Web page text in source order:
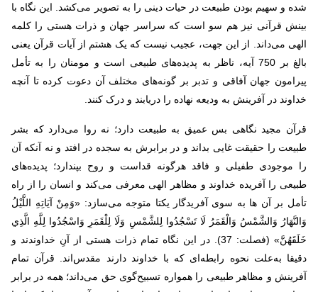
شده و سهیم بودن طبیعت در حیات دینی را به تصویر می‌کشد. این نگاه با
بینش قرآنی نیز هم سو است که سراسر جهان و ذرات هستی را کلمه
الهی می‌داند. از این جهت، عجیب نیست که یک هشتم از آیات قرآن یعنی
بالغ بر 750 آیه، ناظر به پدیده‌های طبیعی است و مومنان را به تأمل
پیرامون جهان آفاقی و تدبر بر گونه‌های مختلف آن دعوت کرده تا آنچه
خداوند در آفرینش به ودیعه نهاده را دریابند و درک کنند
قرآن ‌‌مجید نگاهی بس‌ عمیق به‌ طبیعت‌ دارد؛ نه‌ روا می‌دارد که‌ بشر
طبیعت‌ را حقیقت غایی بداند و در برابرش به‌ سجده‌ در افتد و نه‌ آنکه آن
را موجودی‌ طفیلی و فاقد هرگونه‌ قداست‌ و روح‌ بپندارد؛ پدیده‌های
طبیعی‌ را آفریده خداوند و مظاهر الهی معرفی‌ می‌کند و انسان‌ را از راه
تأمل بر آن ها به‌ سوی آفریدگار یکتا متوجه‌ می‌سازد: «وَمِنْ آيَاتِهِ اللَّيْلُ
وَالنَّهَارُ وَالشَّمْسُ وَالْقَمَرُ لَا تَسْجُدُوا لِلشَّمْسِ وَلَا لِلْقَمَرِ وَاسْجُدُوا لِلَّهِ الَّذِي
خَلَقَهُنَّ» (فصلت: 37). در این نگاه تمام ذرات هستی از آنِ خداوندند و
دقیقا به‌علت‌ نحوه‌ رابطه‌ای‌ که‌ با خداوند دارند مقدس‌اند. قرآن‌ تمام
آفرینش و مظاهر طبیعی را‌ همواره‌ تسبیح‌‌گوی‌ حق‌ می‌داند؛ همه‌ در برابر